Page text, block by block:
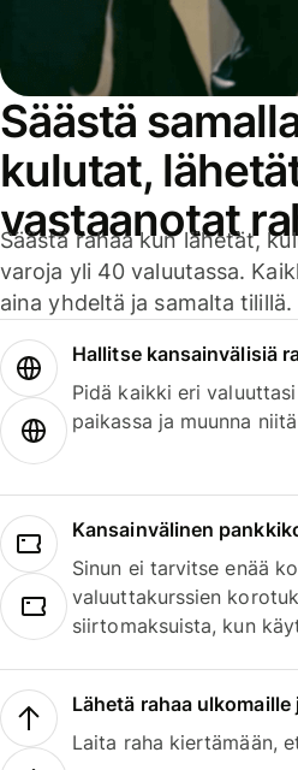
Säästä
kulutat,
vastaanotat
Säästä rahaa kun lähetät,
varoja yli 40 valuutassa.
aina yhdeltä ja samalta tilillä.
Hallitse kansainvälisiä
Pidä kaikki eri
paikassa ja muunna
Kansainvälinen
Sinun ei tarvitse enää
valuuttakurssien
siirtomaksuista, kun
Lähetä rahaa
Laita raha kiertämään,